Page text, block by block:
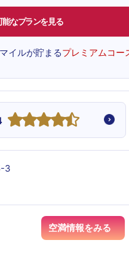
能なプランを見る
イルが貯まるプレミアムコー
3
空満情報をみる